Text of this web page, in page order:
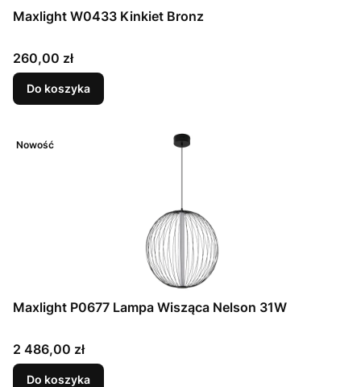
Maxlight W0433 Kinkiet Bronz
Cena
260,00 zł
Do koszyka
Nowość
Maxlight P0677 Lampa Wisząca Nelson 31W
Cena
2 486,00 zł
Do koszyka